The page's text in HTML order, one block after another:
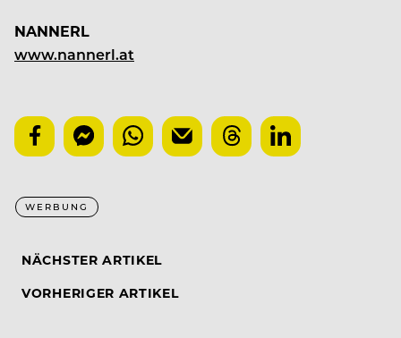
NANNERL
www.nannerl.at
WERBUNG
NÄCHSTER ARTIKEL
VORHERIGER ARTIKEL